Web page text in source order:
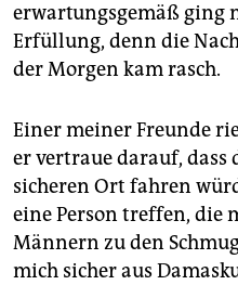
erwartungsgemäß ging
Erfüllung, denn die
der Morgen kam rasch.
Einer meiner Freunde
er vertraue darauf, dass
sicheren Ort fahren
eine Person treffen, die
Männern zu den
mich sicher aus